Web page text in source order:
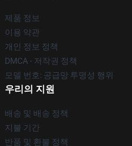
제품 정보
이용 약관
개인 정보 정책
DMCA - 저작권 정책
모델 번호: 공급망 투명성 행위
우리의 지원
배송 및 배송 정책
지불 기간
반품 및 환불 정책